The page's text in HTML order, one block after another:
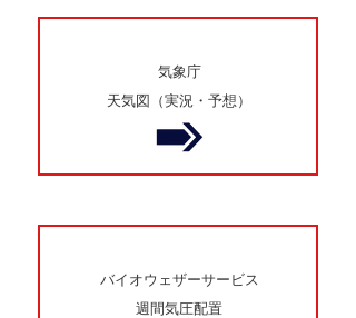
気象庁
天気図（実況・予想）
バイオウェザーサービス
週間気圧配置